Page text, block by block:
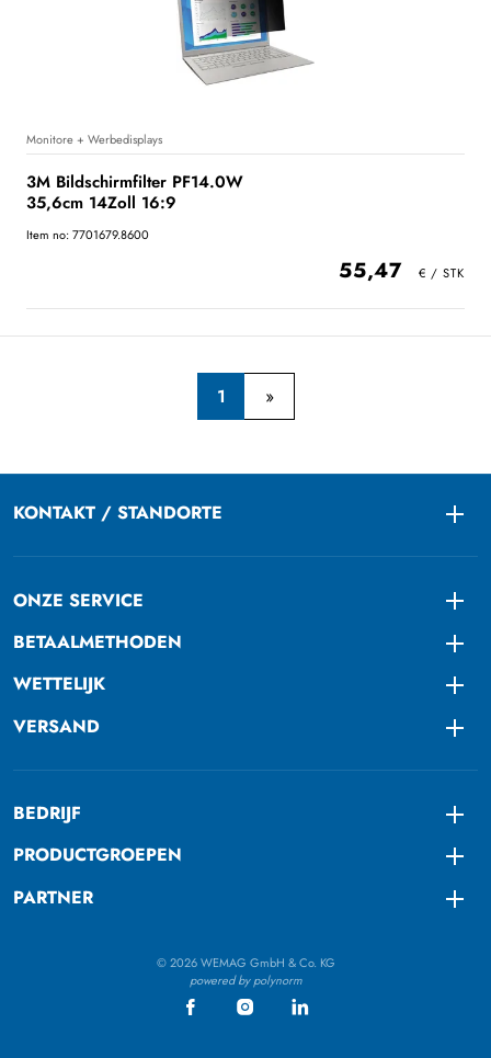
Monitore + Werbedisplays
3M Bildschirmfilter PF14.0W
35,6cm 14Zoll 16:9
Item no: 7701679.8600
55,47
1
KONTAKT / STANDORTE
ONZE SERVICE
BETAALMETHODEN
WETTELIJK
VERSAND
BEDRIJF
PRODUCTGROEPEN
PARTNER
© 2026 WEMAG GmbH & Co. KG
powered by polynorm